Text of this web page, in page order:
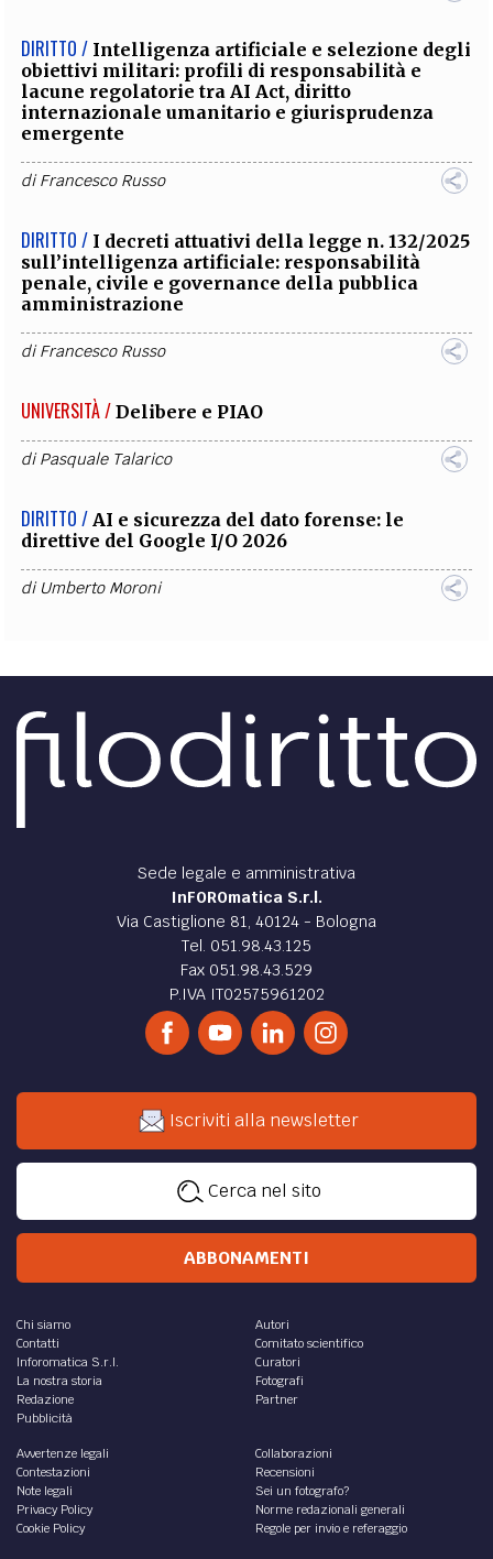
DIRITTO / Intelligenza artificiale e selezione degli
obiettivi militari: profili di responsabilità e
lacune regolatorie tra AI Act, diritto
internazionale umanitario e giurisprudenza
emergente
diFrancesco Russo
DIRITTO / I decreti attuativi della legge n. 132/2025
sull’intelligenza artificiale: responsabilità
penale, civile e governance della pubblica
amministrazione
diFrancesco Russo
UNIVERSITÀ / Delibere e PIAO
diPasquale Talarico
DIRITTO / AI e sicurezza del dato forense: le
direttive del Google I/O 2026
di Umberto Moroni
Sede legale e amministrativa
InFOROmatica S.r.l.
Via Castiglione 81, 40124 - Bologna
Tel. 051.98.43.125
Fax 051.98.43.529
P.IVA IT02575961202
Iscriviti alla newsletter
Cerca nel sito
ABBONAMENTI
Chi siamo
Contatti
Inforomatica S.r.l.
La nostra storia
Redazione
Pubblicità
Autori
Comitato scientifico
Curatori
Fotografi
Partner
Avvertenze legali
Contestazioni
Note legali
Privacy Policy
Cookie Policy
Collaborazioni
Recensioni
Sei un fotografo?
Norme redazionali generali
Regole per invio e referaggio